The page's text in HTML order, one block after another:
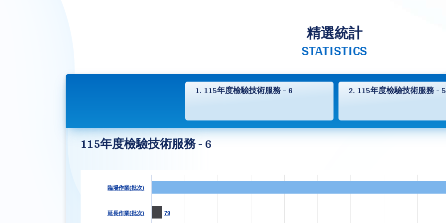
精選統計
STATISTICS
1. 115年度檢驗技術服務 - 6 2. 115年度檢驗技術服務 - 5
115年度檢驗技術服務 - 6
79
79
臨場作業(批次)
延長作業(批次)